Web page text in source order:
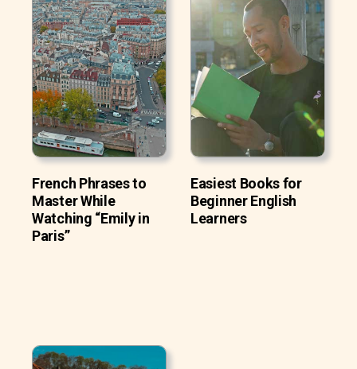
French Phrases to
Master While
Watching “Emily in
Paris”
Easiest Books for
Beginner English
Learners